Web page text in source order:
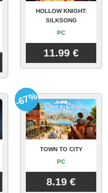
HOLLOW KNIGHT:
SILKSONG
PC
11.99 €
TOWN TO CITY
PC
8.19 €
-67%